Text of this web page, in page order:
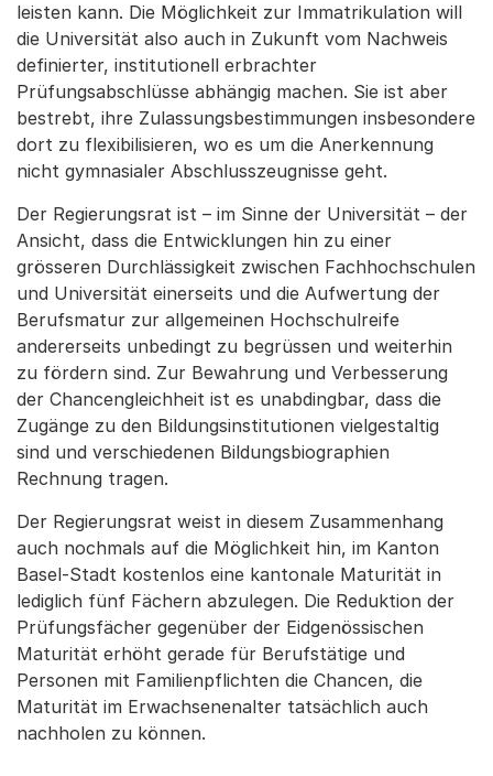
leisten kann. Die Möglichkeit zur Immatrikulation will
die Universität also auch in Zukunft vom Nachweis
definierter, institutionell erbrachter
Prüfungsabschlüsse abhängig machen. Sie ist aber
bestrebt, ihre Zulassungsbestimmungen insbesondere
dort zu flexibilisieren, wo es um die Anerkennung
nicht gymnasialer Abschlusszeugnisse geht.
Der Regierungsrat ist – im Sinne der Universität – der
Ansicht, dass die Entwicklungen hin zu einer
grösseren Durchlässigkeit zwischen Fachhochschulen
und Universität einerseits und die Aufwertung der
Berufsmatur zur allgemeinen Hochschulreife
andererseits unbedingt zu begrüssen und weiterhin
zu fördern sind. Zur Bewahrung und Verbesserung
der Chancengleichheit ist es unabdingbar, dass die
Zugänge zu den Bildungsinstitutionen vielgestaltig
sind und verschiedenen Bildungsbiographien
Rechnung tragen.
Der Regierungsrat weist in diesem Zusammenhang
auch nochmals auf die Möglichkeit hin, im Kanton
Basel-Stadt kostenlos eine kantonale Maturität in
lediglich fünf Fächern abzulegen. Die Reduktion der
Prüfungsfächer gegenüber der Eidgenössischen
Maturität erhöht gerade für Berufstätige und
Personen mit Familienpflichten die Chancen, die
Maturität im Erwachsenenalter tatsächlich auch
nachholen zu können.